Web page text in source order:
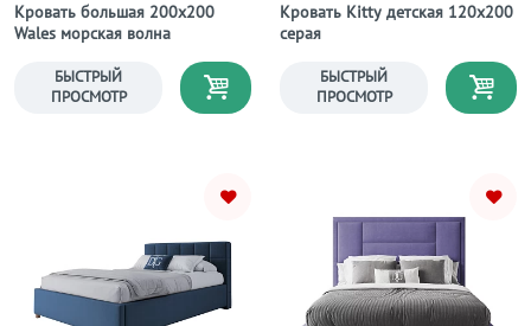
Кровать большая 200х200
Wales морская волна
БЫСТРЫЙ
ПРОСМОТР
Кровать Kitty детская 120х200
серая
БЫСТРЫЙ
ПРОСМОТР